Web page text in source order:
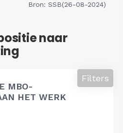
Bron: SSB(26-08-2024)
naar
MBO-
HET WERK
Filters